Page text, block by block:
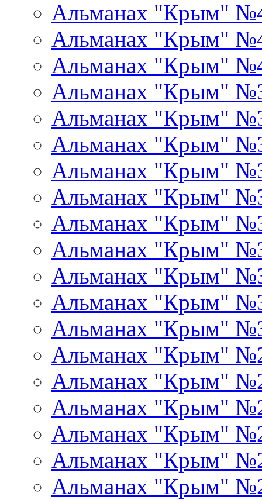
Альманах "Крым"
Альманах "Крым"
Альманах "Крым"
Альманах "Крым"
Альманах "Крым"
Альманах "Крым"
Альманах "Крым"
Альманах "Крым"
Альманах "Крым"
Альманах "Крым"
Альманах "Крым"
Альманах "Крым"
Альманах "Крым"
Альманах "Крым"
Альманах "Крым"
Альманах "Крым"
Альманах "Крым"
Альманах "Крым"
Альманах "Крым"